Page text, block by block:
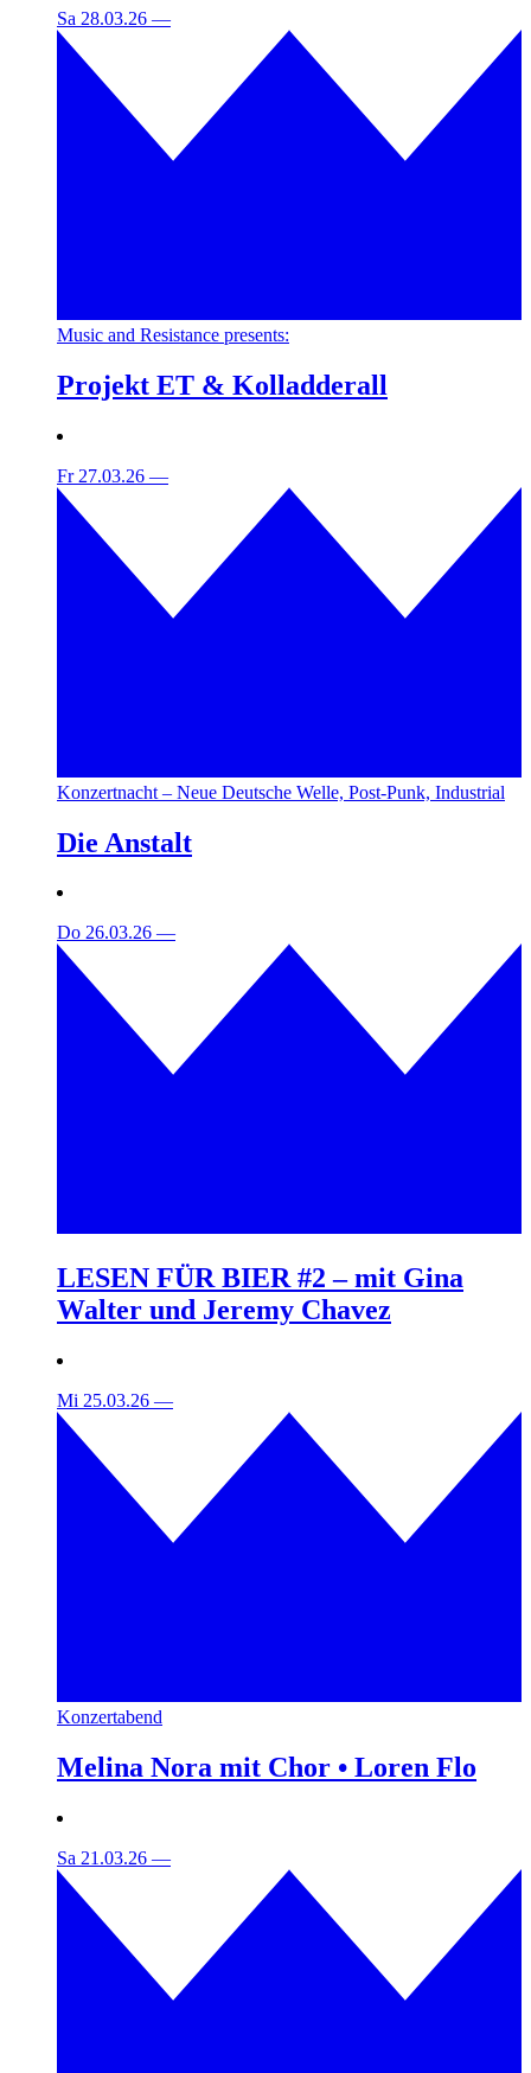
Sa 28.03.26 —
Music and Resistance presents:
Projekt ET & Kolladderall
Fr 27.03.26 —
Konzertnacht – Neue Deutsche Welle, Post-Punk, Industrial
Die Anstalt
Do 26.03.26 —
LESEN FÜR BIER #2 – mit Gina
Walter und Jeremy Chavez
Mi 25.03.26 —
Konzertabend
Melina Nora mit Chor • Loren Flo
Sa 21.03.26 —